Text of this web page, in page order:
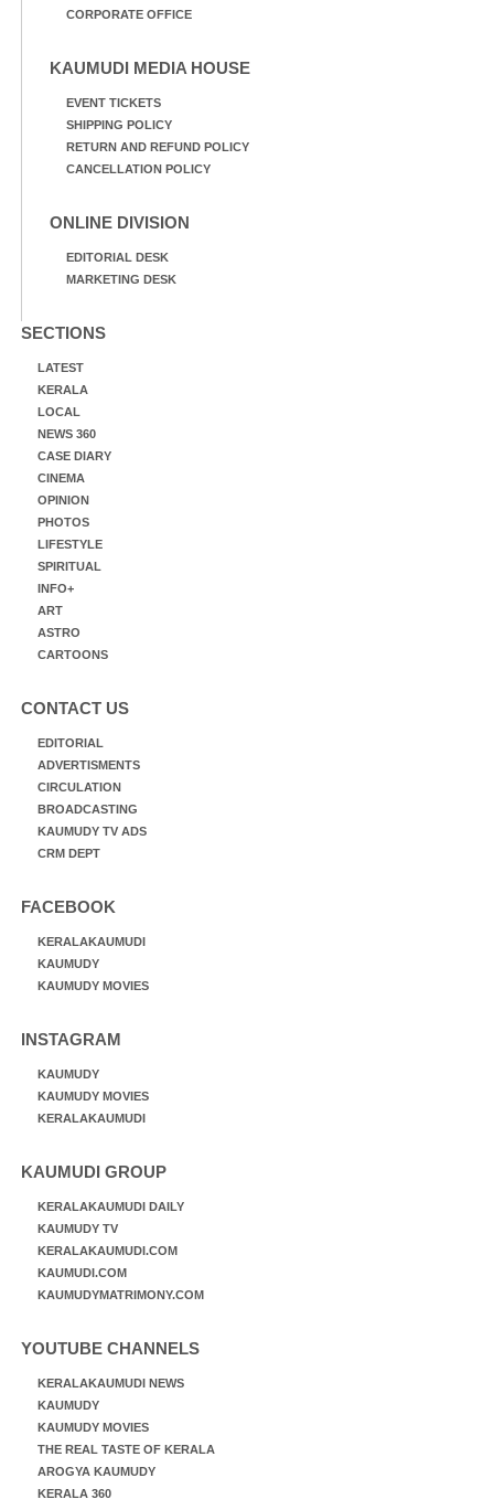
CORPORATE OFFICE
KAUMUDI MEDIA HOUSE
EVENT TICKETS
SHIPPING POLICY
RETURN AND REFUND POLICY
CANCELLATION POLICY
ONLINE DIVISION
EDITORIAL DESK
MARKETING DESK
SECTIONS
LATEST
KERALA
LOCAL
NEWS 360
CASE DIARY
CINEMA
OPINION
PHOTOS
LIFESTYLE
SPIRITUAL
INFO+
ART
ASTRO
CARTOONS
CONTACT US
EDITORIAL
ADVERTISMENTS
CIRCULATION
BROADCASTING
KAUMUDY TV ADS
CRM DEPT
FACEBOOK
KERALAKAUMUDI
KAUMUDY
KAUMUDY MOVIES
INSTAGRAM
KAUMUDY
KAUMUDY MOVIES
KERALAKAUMUDI
KAUMUDI GROUP
KERALAKAUMUDI DAILY
KAUMUDY TV
KERALAKAUMUDI.COM
KAUMUDI.COM
KAUMUDYMATRIMONY.COM
YOUTUBE CHANNELS
KERALAKAUMUDI NEWS
KAUMUDY
KAUMUDY MOVIES
THE REAL TASTE OF KERALA
AROGYA KAUMUDY
KERALA 360